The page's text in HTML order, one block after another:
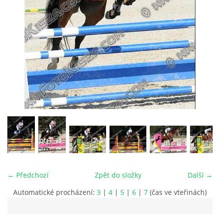
VIDEA
ODKAZY
NOVÝ PŘEKÁŽKOVÝ MATERIÁL
CENÍK SLUŽEB
PŘISPĚVEK ČUS KARVINA -PODPORA SPORTU V
MORAVSKOSLEZSKÉM KRAJI
NÁHRADNÍ TERMÍN BRIGÁDY PRO TY KTEŘÍ SE
NEDOSTAVILI NA PODZIMNÍ BRIGÁDU
← Předchozí Další →
Zpět do složky
Automatické procházení: 3 | 4 | 5 | 6 | 7 (čas ve vteřinách)